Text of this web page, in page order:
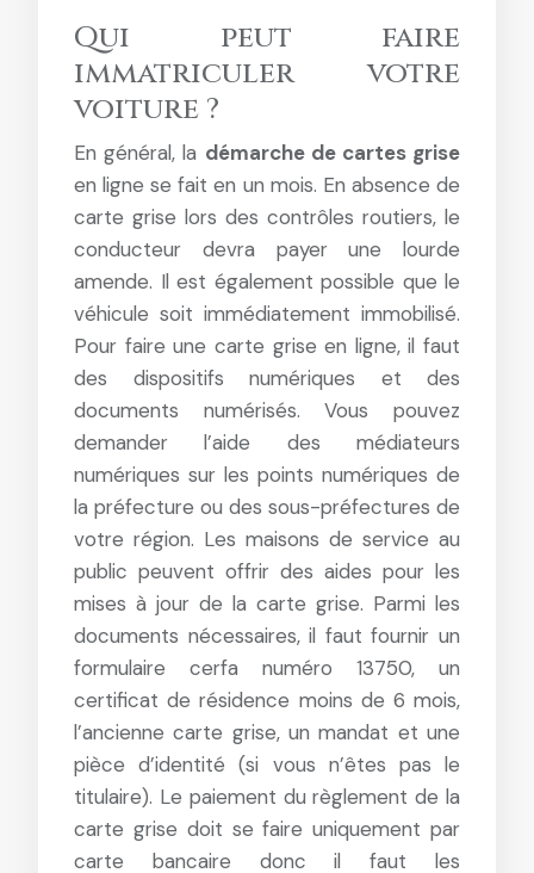
Qui peut faire
immatriculer votre
voiture ?
En général, la démarche de cartes grise
en ligne se fait en un mois. En absence de
carte grise lors des contrôles routiers, le
conducteur devra payer une lourde
amende. Il est également possible que le
véhicule soit immédiatement immobilisé.
Pour faire une carte grise en ligne, il faut
des dispositifs numériques et des
documents numérisés. Vous pouvez
demander l’aide des médiateurs
numériques sur les points numériques de
la préfecture ou des sous-préfectures de
votre région. Les maisons de service au
public peuvent offrir des aides pour les
mises à jour de la carte grise. Parmi les
documents nécessaires, il faut fournir un
formulaire cerfa numéro 13750, un
certificat de résidence moins de 6 mois,
l’ancienne carte grise, un mandat et une
pièce d’identité (si vous n’êtes pas le
titulaire). Le paiement du règlement de la
carte grise doit se faire uniquement par
carte bancaire donc il faut les